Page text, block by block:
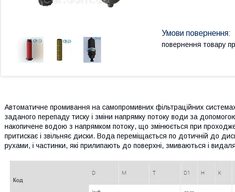
повернення товару
Автоматичне промивання на самопромивних фільтраційних
заданого перепаду тиску і зміни напрямку потоку води за
накопичене водою з напрямком потоку, що змінюється при
притискає і звільняє диски. Вода переміщається по дотичній до
рухами, і частинки, які прилипають до поверхні, змиваються і